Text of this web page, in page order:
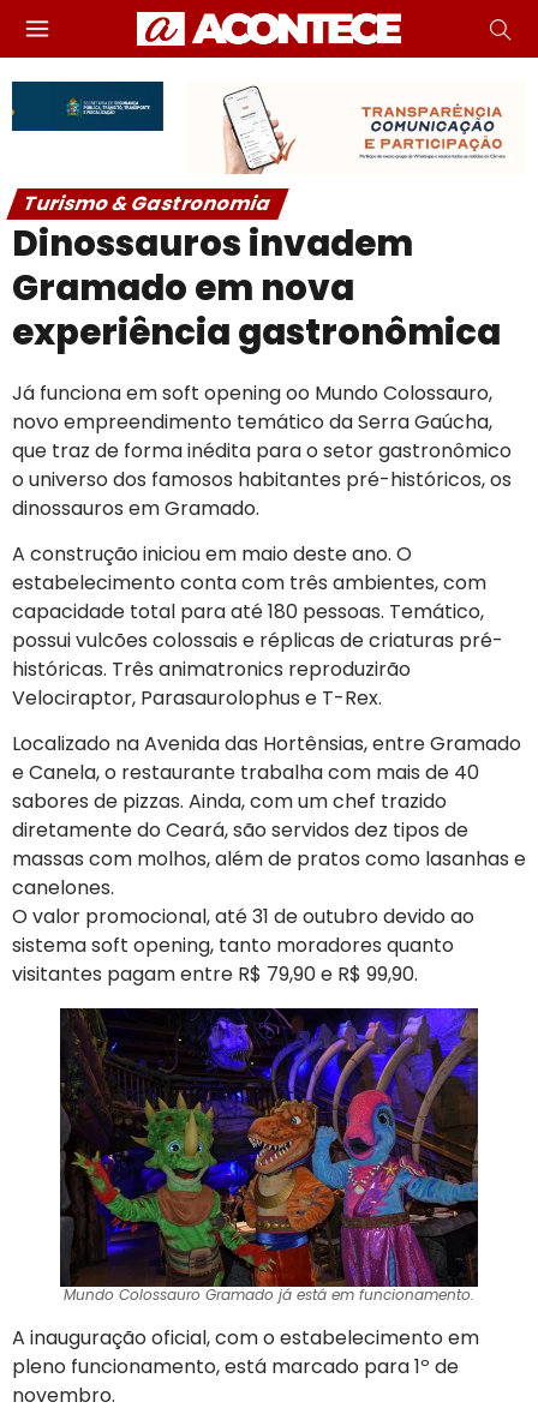
Turismo & Gastronomia
Dinossauros invadem
Gramado em nova
experiência gastronômica
Já funciona em soft opening oo Mundo Colossauro,
novo empreendimento temático da Serra Gaúcha,
que traz de forma inédita para o setor gastronômico
o universo dos famosos habitantes pré-históricos, os
dinossauros em Gramado.
A construção iniciou em maio deste ano. O
estabelecimento conta com três ambientes, com
capacidade total para até 180 pessoas. Temático,
possui vulcões colossais e réplicas de criaturas pré-
históricas. Três animatronics reproduzirão
Velociraptor, Parasaurolophus e T-Rex.
Localizado na Avenida das Hortênsias, entre Gramado
e Canela, o restaurante trabalha com mais de 40
sabores de pizzas. Ainda, com um chef trazido
diretamente do Ceará, são servidos dez tipos de
massas com molhos, além de pratos como lasanhas e
canelones.
O valor promocional, até 31 de outubro devido ao
sistema soft opening, tanto moradores quanto
visitantes pagam entre R$ 79,90 e R$ 99,90.
Mundo Colossauro Gramado já está em funcionamento.
A inauguração oficial, com o estabelecimento em
pleno funcionamento, está marcado para 1º de
novembro.